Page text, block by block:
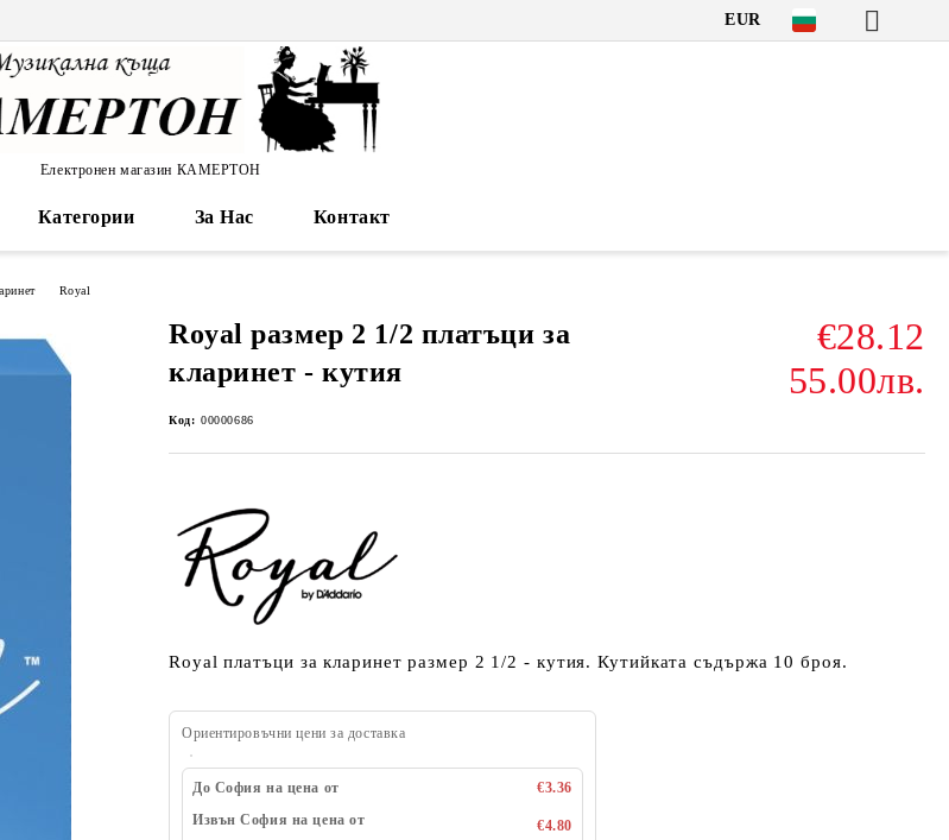
EUR
Електронен магазин КАМЕРТОН
Категории За Нас Контакт
Royal
Royal размер 2 1/2 платъци за
кларинет - кутия
€28.12
55.00лв.
Код: 00000686
Royal платъци за кларинет размер 2 1/2 - кутия. Кутийката съдържа 10 броя.
Ориентировъчни цени за доставка
До София на цена от
€3.36
Извън София на цена от
€4.80